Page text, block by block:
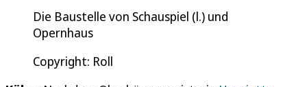
Die Baustelle von Schauspiel (l.) und
Opernhaus
Copyright: Roll